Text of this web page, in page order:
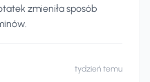
zmieniła sposób
tydzień temu